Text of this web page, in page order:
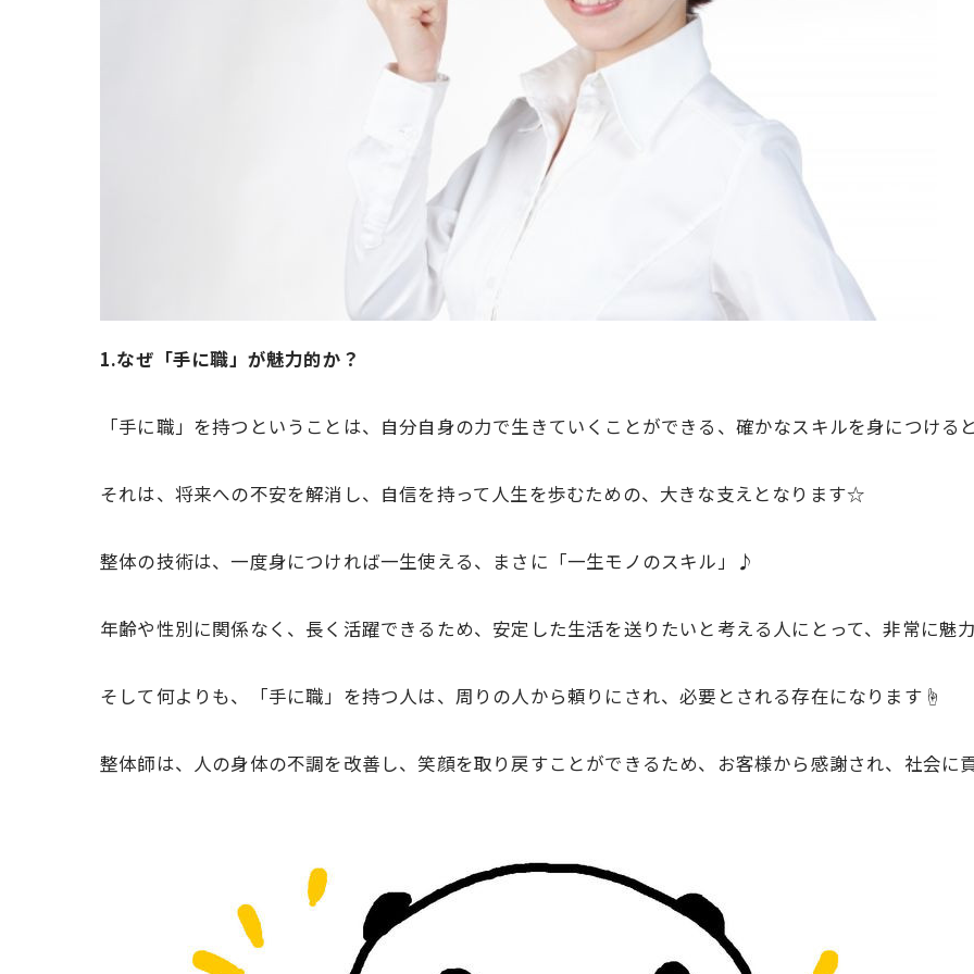
1.なぜ「手に職」が魅力的か？
「手に職」を持つということは、自分自身の力で生きていくことができる、確かなスキルを身につけ
それは、将来への不安を解消し、自信を持って人生を歩むための、大きな支えとなります☆
整体の技術は、一度身につければ一生使える、まさに「一生モノのスキル」♪
年齢や性別に関係なく、長く活躍できるため、安定した生活を送りたいと考える人にとって、非常に魅
そして何よりも、「手に職」を持つ人は、周りの人から頼りにされ、必要とされる存在になります☝
整体師は、人の身体の不調を改善し、笑顔を取り戻すことができるため、お客様から感謝され、社会